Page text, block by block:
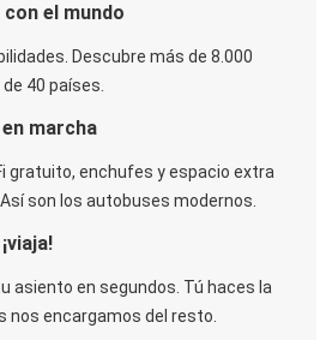
el mundo
Descubre más de 8.000
40 países.
marcha
gratuito, enchufes y espacio extra
son los autobuses modernos.
asiento en segundos. Tú haces la
nos encargamos del resto.